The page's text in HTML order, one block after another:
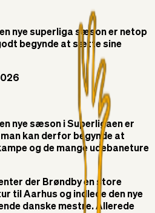
nye superliga sæson er netop
begynde at sætte sine
nye sæson i Superligaen er
kan derfor begynde at
og de mange udebaneture
der Brøndby en store
til Aarhus og indlede den nye
danske mestre. Allerede